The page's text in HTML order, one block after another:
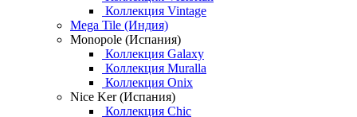
Коллекция Vintage
Mega Tile (Индия)
Monopole (Испания)
Коллекция Galaxy
Коллекция Muralla
Коллекция Onix
Nice Ker (Испания)
Коллекция Chic